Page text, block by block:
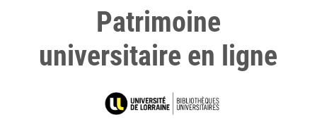
Patrimoine
universitaire en ligne